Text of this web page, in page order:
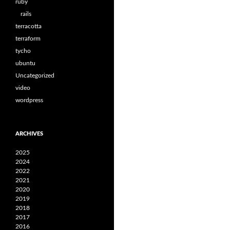
ruby
rails
terracotta
terraform
tycho
ubuntu
Uncategorized
video
wordpress
ARCHIVES
2025
2024
2022
2021
2020
2019
2018
2017
2016